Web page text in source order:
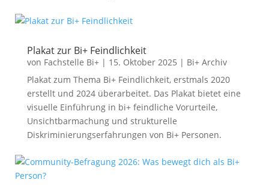
Plakat zur Bi+ Feindlichkeit
von Fachstelle Bi+| 15. Oktober 2025 | Bi+ Archiv
Plakat zum Thema Bi+ Feindlichkeit, erstmals 2020
erstellt und 2024 überarbeitet. Das Plakat bietet eine
visuelle Einführung in bi+ feindliche Vorurteile,
Unsichtbarmachung und strukturelle
Diskriminierungserfahrungen von Bi+ Personen.